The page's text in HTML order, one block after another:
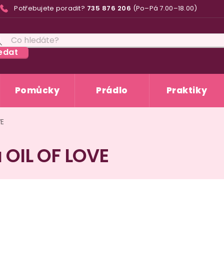
Potřebujete poradit? 735 876 206 (Po–Pá 7.00–18.00)
Pomůcky Prádlo Praktiky
OF LOVE